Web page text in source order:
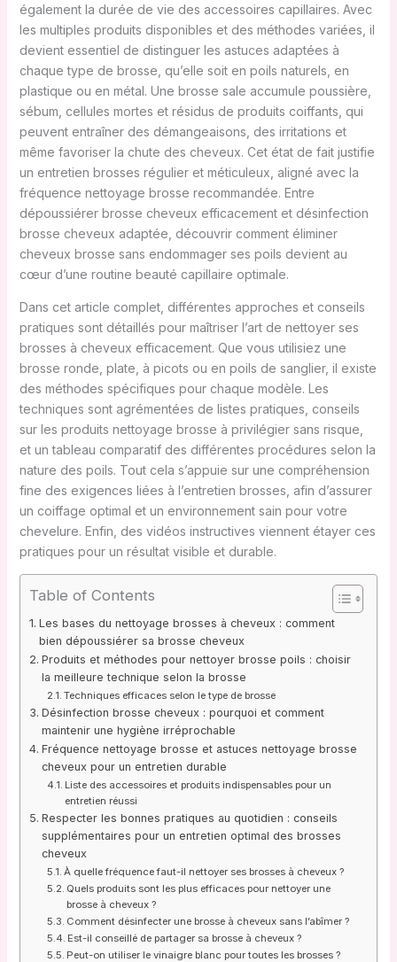
également la durée de vie des accessoires capillaires. Avec
les multiples produits disponibles et des méthodes variées, il
devient essentiel de distinguer les astuces adaptées à
chaque type de brosse, qu’elle soit en poils naturels, en
plastique ou en métal. Une brosse sale accumule poussière,
sébum, cellules mortes et résidus de produits coiffants, qui
peuvent entraîner des démangeaisons, des irritations et
même favoriser la chute des cheveux. Cet état de fait justifie
un entretien brosses régulier et méticuleux, aligné avec la
fréquence nettoyage brosse recommandée. Entre
dépoussiérer brosse cheveux efficacement et désinfection
brosse cheveux adaptée, découvrir comment éliminer
cheveux brosse sans endommager ses poils devient au
cœur d’une routine beauté capillaire optimale.
Dans cet article complet, différentes approches et conseils
pratiques sont détaillés pour maîtriser l’art de nettoyer ses
brosses à cheveux efficacement. Que vous utilisiez une
brosse ronde, plate, à picots ou en poils de sanglier, il existe
des méthodes spécifiques pour chaque modèle. Les
techniques sont agrémentées de listes pratiques, conseils
sur les produits nettoyage brosse à privilégier sans risque,
et un tableau comparatif des différentes procédures selon la
nature des poils. Tout cela s’appuie sur une compréhension
fine des exigences liées à l’entretien brosses, afin d’assurer
un coiffage optimal et un environnement sain pour votre
chevelure. Enfin, des vidéos instructives viennent étayer ces
pratiques pour un résultat visible et durable.
Table of Contents
Les bases du nettoyage brosses à cheveux : comment
bien dépoussiérer sa brosse cheveux
Produits et méthodes pour nettoyer brosse poils : choisir
la meilleure technique selon la brosse
Techniques efficaces selon le type de brosse
Désinfection brosse cheveux : pourquoi et comment
maintenir une hygiène irréprochable
Fréquence nettoyage brosse et astuces nettoyage brosse
cheveux pour un entretien durable
Liste des accessoires et produits indispensables pour un
entretien réussi
Respecter les bonnes pratiques au quotidien : conseils
supplémentaires pour un entretien optimal des brosses
cheveux
À quelle fréquence faut-il nettoyer ses brosses à cheveux ?
Quels produits sont les plus efficaces pour nettoyer une
brosse à cheveux ?
Comment désinfecter une brosse à cheveux sans l’abîmer ?
Est-il conseillé de partager sa brosse à cheveux ?
Peut-on utiliser le vinaigre blanc pour toutes les brosses ?